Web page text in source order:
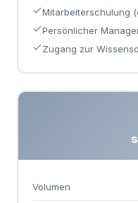
Mitarbeiterschulung
Persönlicher
Zugang zur
Volumen